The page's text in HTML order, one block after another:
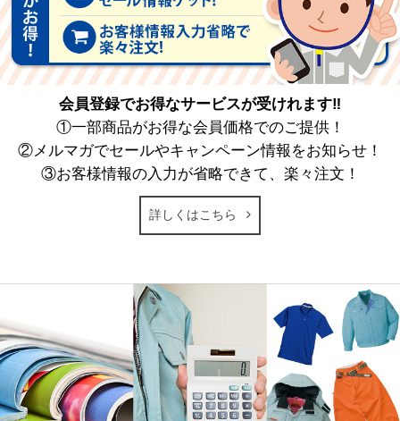
会員登録でお得なサービスが受けれます‼
①一部商品がお得な会員価格でのご提供！
②メルマガでセールやキャンペーン情報をお知らせ！
③お客様情報の入力が省略できて、楽々注文！
詳しくはこちら